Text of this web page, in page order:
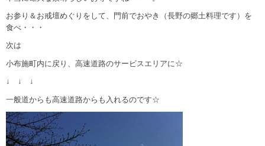
お参り＆お戒壇めぐりをして、門前でおやき（長野の郷土料理です）を
食べ・・・
次は
小布施町内に戻り、高速道路のサービスエリアに☆
↓ ↓ ↓
一般道からも高速道路からも入れるのです☆